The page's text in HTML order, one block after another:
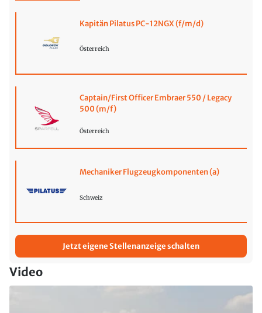
Kapitän Pilatus PC-12NGX (f/m/d)
Österreich
Captain/First Officer Embraer 550 / Legacy
500 (m/f)
Österreich
Mechaniker Flugzeugkomponenten (a)
Schweiz
Jetzt eigene Stellenanzeige schalten
Video